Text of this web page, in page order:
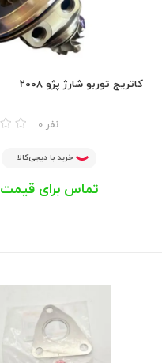
کاتریج توربو شارژ پژو 2008
0 نفر
خرید با دیجی‌کالا
تماس برای قیمت